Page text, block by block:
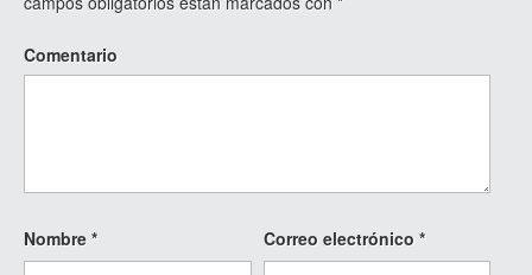
Comentario
Nombre * Correo electrónico *